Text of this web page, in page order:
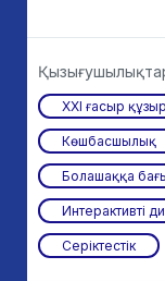
ХХІ ғасыр
Көшбасшылық
Болашаққа
Интерактивті
Серіктестік